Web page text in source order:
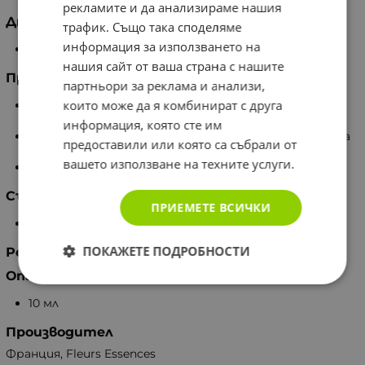
Дневна доза
4 капки в малко вода, от 3 до 6 пъти на ден.
Предупреждения
Да не се използва като заместител на
разнообразното хранене.
Да не се надвишава дневната доза, да се съхранява
на място, недостъпно за малки деца.
Не е лекарствено средство.
Съхранение
Да се съхранява на сухо и хладно място.
Рег. № на МЗ: Т221100390
Опаковка
10 мл
Производител
Франция, Fleurs Essences
рекламите и да анализираме нашия
трафик. Също така споделяме
информация за използването на
нашия сайт от ваша страна с нашите
партньори за реклама и анализи,
които може да я комбинират с друга
информация, която сте им
предоставили или която са събрали от
вашето използване на техните услуги.
ПРИЕМЕТЕ ВСИЧКИ
ПОКАЖЕТЕ ПОДРОБНОСТИ